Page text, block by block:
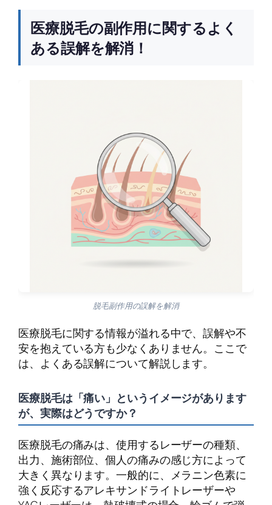
医療脱毛の副作用に関するよく
ある誤解を解消！
脱毛副作用の誤解を解消
医療脱毛に関する情報が溢れる中で、誤解や不
安を抱えている方も少なくありません。ここで
は、よくある誤解について解説します。
医療脱毛は「痛い」というイメージがあります
が、実際はどうですか？
医療脱毛の痛みは、使用するレーザーの種類、
出力、施術部位、個人の痛みの感じ方によって
大きく異なります。一般的に、メラニン色素に
強く反応するアレキサンドライトレーザーや